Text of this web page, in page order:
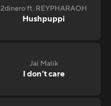
2dinero ft. REYPHARAOH
Hushpuppi
Jai Malik
I don‘t care